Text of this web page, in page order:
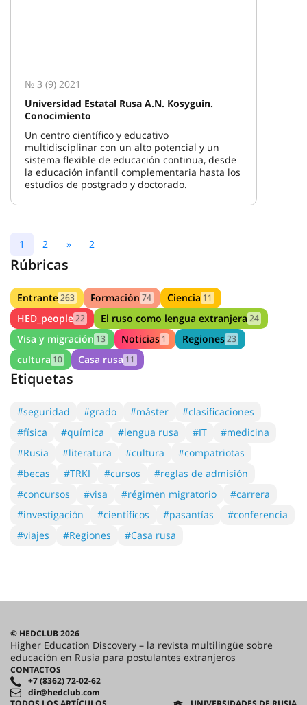
№ 3 (9) 2021
Universidad Estatal Rusa A.N. Kosyguin.
Conocimiento
Un centro científico y educativo
multidisciplinar con un alto potencial y un
sistema flexible de educación continua, desde
la educación infantil complementaria hasta los
estudios de postgrado y doctorado.
1 2 » 2
Rúbricas
Entrante263 Formación 74 Ciencia 11
HED_people22 El ruso como lengua extranjera 24
Visa y migración 13 Noticias 1 Regiones23
cultura 10 Casa rusa 11
Etiquetas
#seguridad #grado #máster
#clasificaciones
#física
#química #lengua rusa #IT
#medicina
#Rusia
#literatura #cultura
#compatriotas
#becas
#TRKI #cursos
#reglas de admisión
#concursos
#visa #régimen migratorio
#carrera
#investigación
#científicos #pasantías
#conferencia
#viajes
#Regiones #Casa rusa
© HEDCLUB 2026
Higher Education Discovery – la revista multilingüe sobre
educación en Rusia para postulantes extranjeros
CONTACTOS
+7 (8362) 72-02-62
dir@hedclub.com